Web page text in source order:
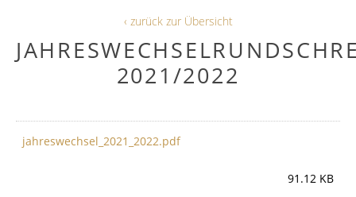
‹ zurück zur Übersicht
2021/2022
jahreswechsel_2021_2022.pdf
91.12 KB